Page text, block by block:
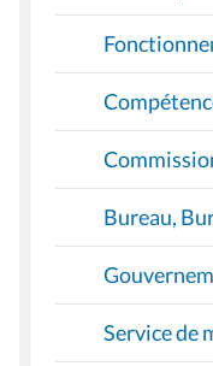
Bureau,
Service de